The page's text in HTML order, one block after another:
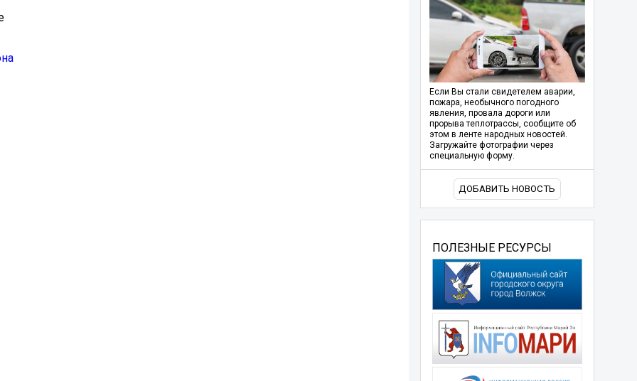
Если Вы стали свидетелем аварии,
пожара, необычного погодного
явления, провала дороги или
прорыва теплотрассы, сообщите об
этом в ленте народных новостей.
Загружайте фотографии через
специальную форму.
ДОБАВИТЬ НОВОСТЬ
ПОЛЕЗНЫЕ РЕСУРСЫ